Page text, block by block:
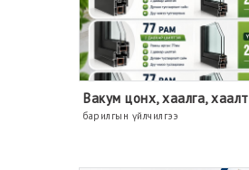
Вакум цонх, хаалга, хаалт
барилгын үйлчилгээ